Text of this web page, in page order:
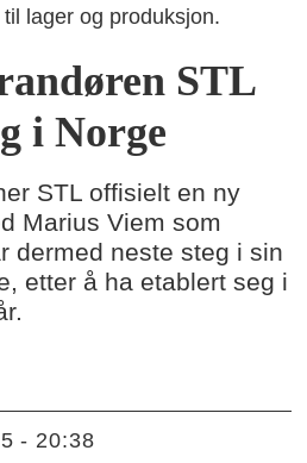
lager og produksjon.
STL
i Norge
STL offisielt en ny
Marius Viem som
dermed neste steg i sin
etter å ha etablert seg i
- 20:38